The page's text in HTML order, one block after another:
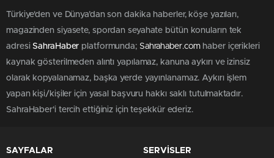
Türkiye'den ve Dünya’dan son dakika haberler, köşe yazıları,
magazinden siyasete, spordan seyahate bütün konuların tek
adresiSahraHaber platformunda;Sahrahaber.comhaber içerikleri
kaynak gösterilmeden alıntı yapılamaz, kanuna aykırı ve izinsiz
olarak kopyalanamaz, başka yerde yayınlanamaz. Aykırı işlem
yapan kişi/kişiler için yasal başvuru hakkı saklı tutulmaktadır.
SahraHaber'i tercih ettiğiniz için teşekkür ederiz.
SAYFALAR SERVİSLER